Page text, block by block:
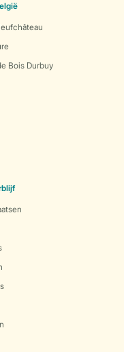
Bois Durbuy